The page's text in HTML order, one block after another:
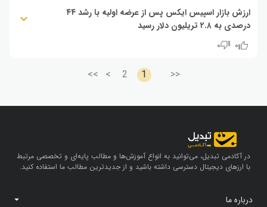
ارزش بازار اسپیس ایکس پس از عرضه اولیه با رشد ۴۴
درصدی به ۲.۸ تریلیون دلار رسید
سهام شرکت اسپیس ایکس متعلق به ایلان ماسک، تنها یک هفته پس از
و درآمدزای اخیر آن با گوگل‌کلاد و آنتروپیک برای اجاره زیرساخت‌های هوش
مصنوعی، محرک اصلی جهش ارزش بازار آن به ۲.۸ تریلیون دلار بوده است.
۰ ۰
<<
1
2
>
>>
در آکادمی تبدیل، می‌توانید به انواع آموزش‌ها و مطالب پایه‌ای و تخصصی مرتبط
با ارزهای دیجیتال دسترسی داشته باشید و از جدیدترین مطالب ما استفاده کنید.
درباره ما